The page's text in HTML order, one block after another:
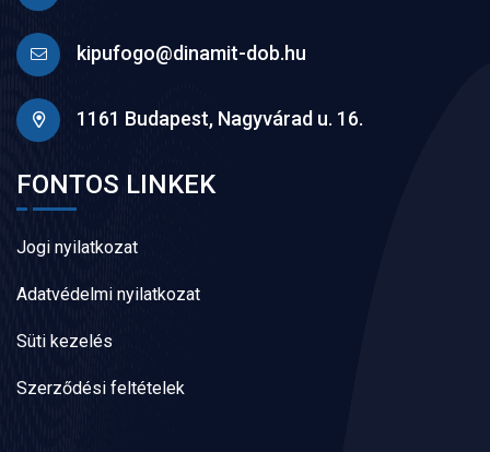
kipufogo@dinamit-dob.hu
1161 Budapest, Nagyvárad u. 16.
FONTOS LINKEK
Jogi nyilatkozat
Adatvédelmi nyilatkozat
Süti kezelés
Szerződési feltételek